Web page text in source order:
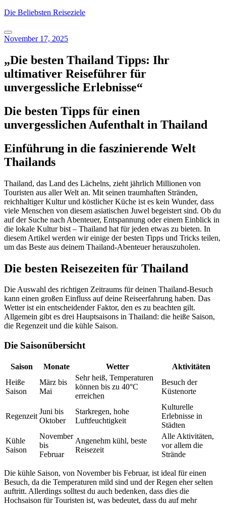
Skip
content
Die Beliebsten Reiseziele
November 17, 2025
„Die besten Thailand Tipps: Ihr
ultimativer Reiseführer für
unvergessliche Erlebnisse“
Die besten Tipps für einen
unvergesslichen Aufenthalt in Thailand
Einführung in die faszinierende Welt
Thailands
Thailand, das Land des Lächelns, zieht jährlich Millionen von
Touristen aus aller Welt an. Mit seinen traumhaften Stränden,
reichhaltiger Kultur und köstlicher Küche ist es kein Wunder, dass
viele Menschen von diesem asiatischen Juwel begeistert sind. Ob du
auf der Suche nach Abenteuer, Entspannung oder einem Einblick in
die lokale Kultur bist – Thailand hat für jeden etwas zu bieten. In
diesem Artikel werden wir einige der besten Tipps und Tricks teilen,
um das Beste aus deinem Thailand-Abenteuer herauszuholen.
Die besten Reisezeiten für Thailand
Die Auswahl des richtigen Zeitraums für deinen Thailand-Besuch
kann einen großen Einfluss auf deine Reiseerfahrung haben. Das
Wetter ist ein entscheidender Faktor, den es zu beachten gilt.
Allgemein gibt es drei Hauptsaisons in Thailand: die heiße Saison,
die Regenzeit und die kühle Saison.
Die Saisonübersicht
Saison Monate Wetter
Aktivitäten
Heiße
Saison
März bis
Mai
Sehr heiß, Temperaturen
können bis zu 40°C
erreichen
Besuch der
Küstenorte
Regenzeit
Juni bis
Oktober
Starkregen, hohe
Luftfeuchtigkeit
Kulturelle
Erlebnisse in
Städten
Kühle
Saison
November
bis
Februar
Angenehm kühl, beste
Reisezeit
Alle Aktivitäten,
vor allem die
Strände
Die kühle Saison, von November bis Februar, ist ideal für einen
Besuch, da die Temperaturen mild sind und der Regen eher selten
auftritt. Allerdings solltest du auch bedenken, dass dies die
Hochsaison für Touristen ist, was bedeutet, dass du auf mehr